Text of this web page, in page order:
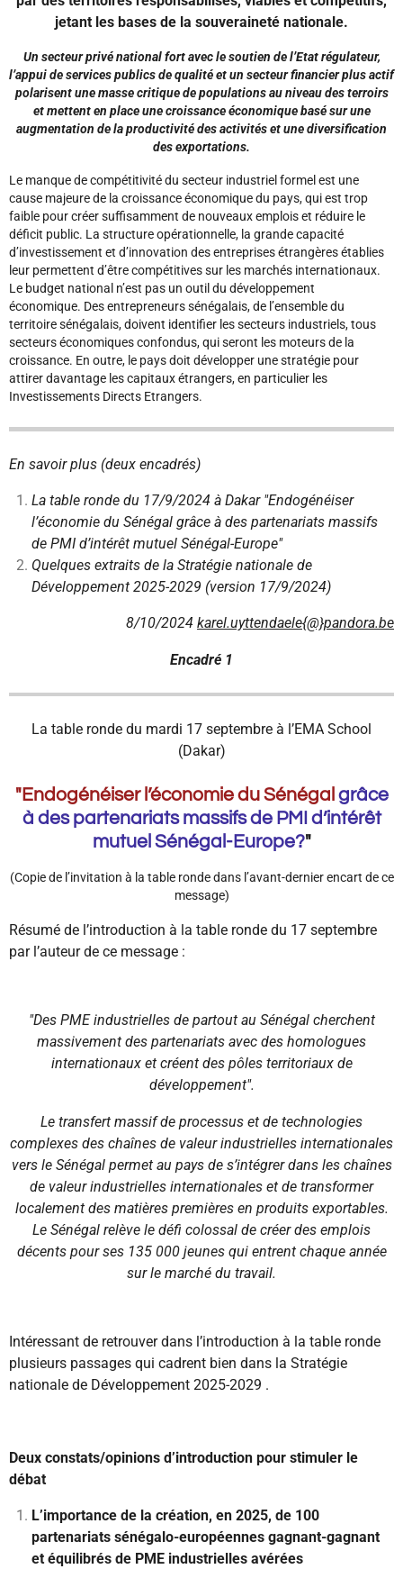
jetant les bases de la souveraineté nationale.
Un secteur privé national fort avec le soutien de l’Etat régulateur,
l’appui de services publics de qualité et un secteur financier plus actif
polarisent une masse critique de populations au niveau des terroirs
et mettent en place une croissance économique basé sur une
augmentation de la productivité des activitéset une diversification
des exportations.
Le manque de compétitivité du secteur industriel formel est une
cause majeure de la croissance économique du pays, qui est trop
faible pour créer suffisamment de nouveaux emplois et réduire le
déficit public. La structure opérationnelle, la grande capacité
d’investissement et d’innovation des entreprises étrangères établies
leur permettent d’être compétitives sur les marchés internationaux.
Le budget national n’est pas un outil du développement
économique. Des entrepreneurs sénégalais, de l’ensemble du
territoire sénégalais, doivent identifier les secteurs industriels, tous
secteurs économiques confondus, qui seront les moteurs de la
croissance. En outre, le pays doit développer une stratégie pour
attirer davantage les capitaux étrangers, en particulier les
Investissements Directs Etrangers.
En savoir plus (deux encadrés)
La table ronde du 17/9/2024 à Dakar "Endogénéiser
l’économie du Sénégal grâce à des partenariats massifs
de PMI d’intérêt mutuel Sénégal-Europe"
Quelques extraits de la Stratégie nationale de
Développement 2025-2029 (version 17/9/2024)
8/10/2024 karel.uyttendaele{@}pandora.be
Encadré 1
La table ronde du mardi 17 septembre à l’EMA School
(Dakar)
"Endogénéiser l’économie du Sénégal grâce
à des partenariats massifs de PMI d’intérêt
mutuel Sénégal-Europe?"
(Copie de l’invitation à la table ronde dans l’avant-dernier encart de ce
message)
Résumé de l’introduction à la table ronde du 17 septembre
par l’auteur de ce message :
"Des PME industrielles de partout au Sénégal cherchent
massivement des partenariats avec des homologues
internationaux et créent des pôles territoriaux de
développement".
Le transfert massif de processus et de technologies
complexes des chaînes de valeur industrielles internationales
vers le Sénégal permet au pays de s’intégrer dans les chaînes
de valeur industrielles internationales et de transformer
localement des matières premières en produits exportables.
Le Sénégal relève le défi colossal de créer des emplois
décents pour ses 135 000 jeunes qui entrent chaque année
sur le marché du travail.
Intéressant de retrouver dans l’introduction à la table ronde
plusieurs passages qui cadrent bien dans la Stratégie
nationale de Développement 2025-2029 .
Deux constats/opinions d’introduction pour stimuler le
débat
L’importance de la création, en 2025, de 100
partenariats sénégalo-européennes gagnant-gagnant
et équilibrés de PME industrielles avérées